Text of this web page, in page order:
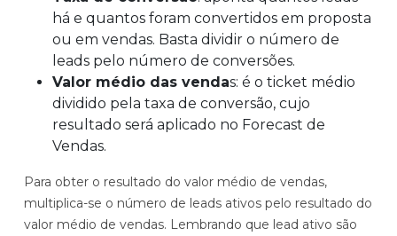
há e quantos foram convertidos em proposta
ou em vendas. Basta dividir o número de
leads pelo número de conversões.
Valor médio das vendas: é o ticket médio
dividido pela taxa de conversão, cujo
resultado será aplicado no Forecast de
Vendas.
Para obter o resultado do valor médio de vendas,
multiplica-se o número de leads ativos pelo resultado do
valor médio de vendas. Lembrando que lead ativo são